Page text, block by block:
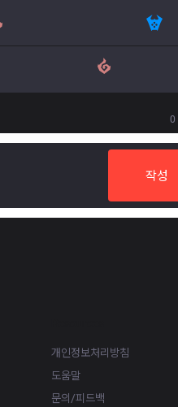
0
작성
개인정보처리방침
도움말
문의/피드백